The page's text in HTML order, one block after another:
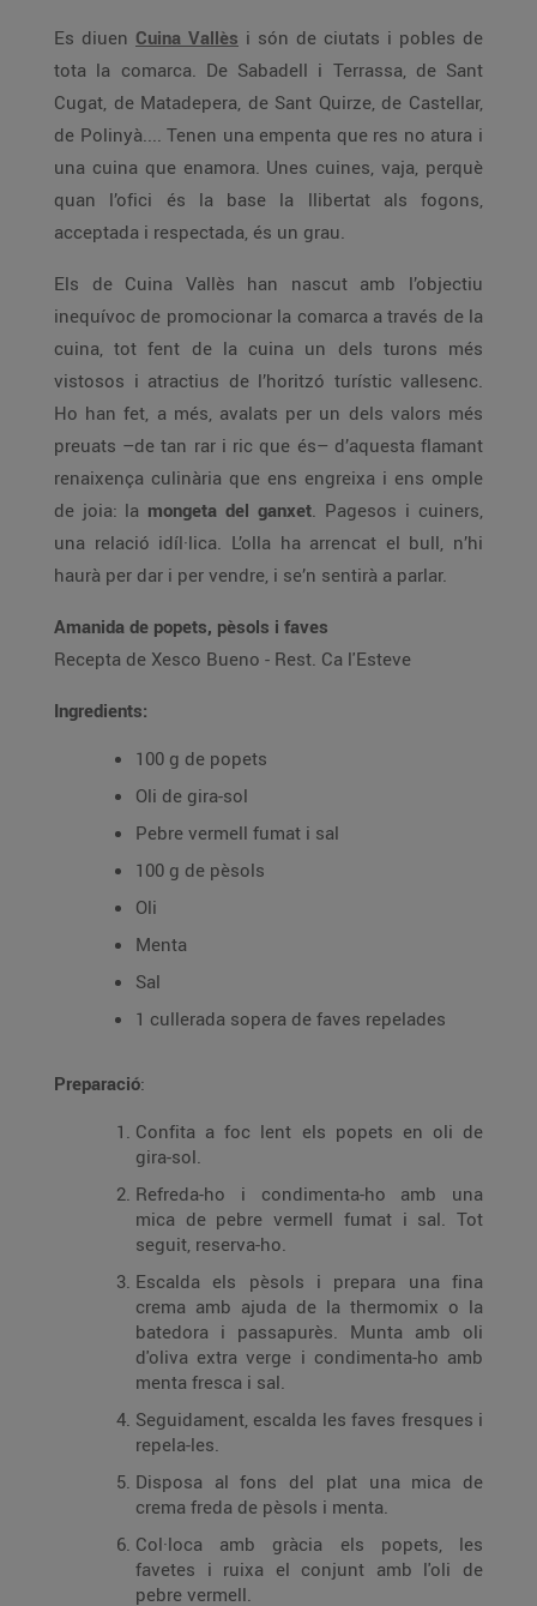
Es diuen Cuina Vallès i són de ciutats i pobles de
tota la comarca. De Sabadell i Terrassa, de Sant
Cugat, de Matadepera, de Sant Quirze, de Castellar,
de Polinyà.... Tenen una empenta que res no atura i
una cuina que enamora. Unes cuines, vaja, perquè
quan l’ofici és la base la llibertat als fogons,
acceptada i respectada, és un grau.
Els de Cuina Vallès han nascut amb l’objectiu
inequívoc de promocionar la comarca a través de la
cuina, tot fent de la cuina un dels turons més
vistosos i atractius de l’horitzó turístic vallesenc.
Ho han fet, a més, avalats per un dels valors més
preuats –de tan rar i ric que és– d’aquesta flamant
renaixença culinària que ens engreixa i ens omple
de joia: la mongeta del ganxet. Pagesos i cuiners,
una relació idíl·lica. L’olla ha arrencat el bull, n’hi
haurà per dar i per vendre, i se’n sentirà a parlar.
Amanida de popets, pèsols i faves
Recepta de Xesco Bueno - Rest. Ca l'Esteve
Ingredients:
100 g de popets
Oli de gira-sol
Pebre vermell fumat i sal
100 g de pèsols
Oli
Menta
Sal
1 cullerada sopera de faves repelades
Preparació:
Confita a foc lent els popets en oli de
gira-sol.
Refreda-ho i condimenta-ho amb una
mica de pebre vermell fumat i sal. Tot
seguit, reserva-ho.
Escalda els pèsols i prepara una fina
crema amb ajuda de la thermomix o la
batedora i passapurès. Munta amb oli
d'oliva extra verge i condimenta-ho amb
menta fresca i sal.
Seguidament, escalda les faves fresques i
repela-les.
Disposa al fons del plat una mica de
crema freda de pèsols i menta.
Col·loca amb gràcia els popets, les
favetes i ruixa el conjunt amb l'oli de
pebre vermell.